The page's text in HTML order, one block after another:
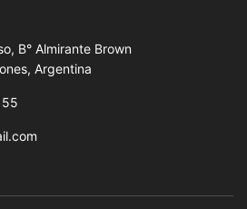
B° Almirante Brown
Argentina